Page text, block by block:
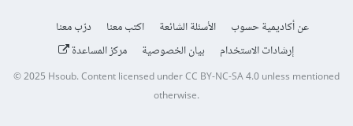
عن أكاديمية حسوب الأسئلة الشائعة اكتب معنا
درّب معنا
إرشادات الاستخدام
بيان الخصوصية مركز المساعدة
© 2025Hsoub.Content licensed underCC BY-NC-SA 4.0unless mentioned
otherwise.